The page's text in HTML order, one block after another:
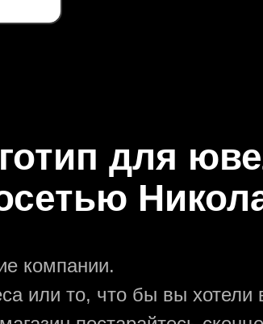
для
компании.
или то, что бы вы хотели